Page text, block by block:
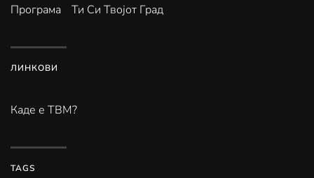
Програма Ти Си Твојот Град
ЛИНКОВИ
Каде е ТВМ?
TAGS